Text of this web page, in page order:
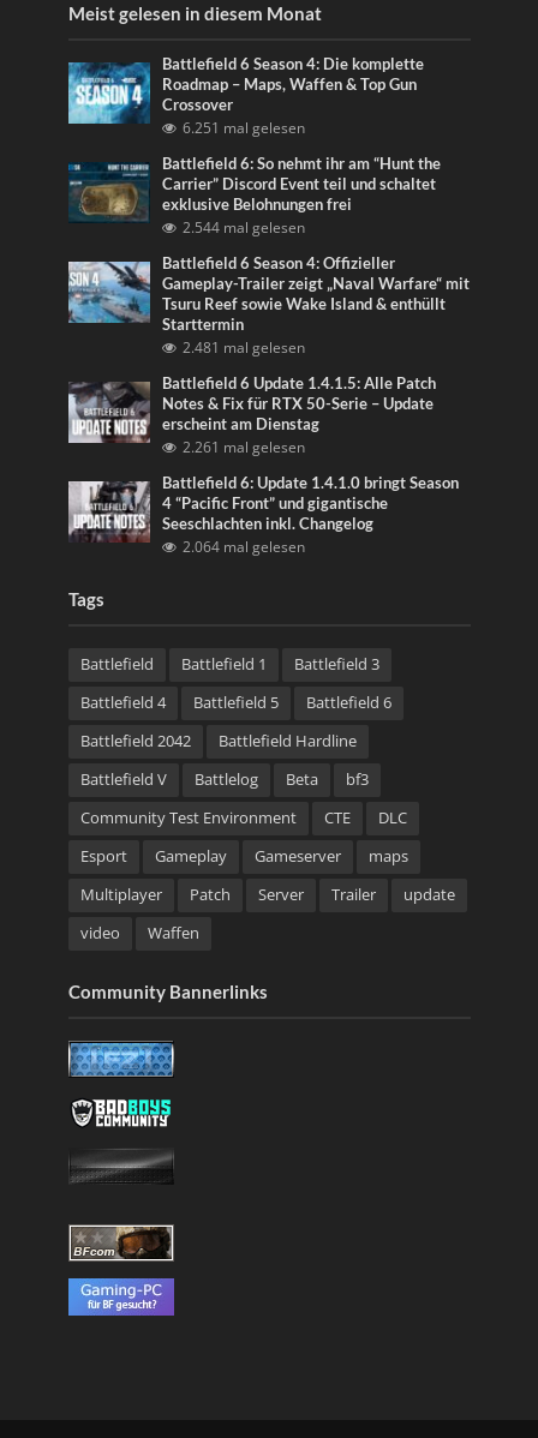
Meist gelesen in diesem Monat
Battlefield 6 Season 4: Die komplette
Roadmap – Maps, Waffen & Top Gun
Crossover
6.251 mal gelesen
Battlefield 6: So nehmt ihr am “Hunt the
Carrier” Discord Event teil und schaltet
exklusive Belohnungen frei
2.544 mal gelesen
Battlefield 6 Season 4: Offizieller
Gameplay-Trailer zeigt „Naval Warfare“ mit
Tsuru Reef sowie Wake Island & enthüllt
Starttermin
2.481 mal gelesen
Battlefield 6 Update 1.4.1.5: Alle Patch
Notes & Fix für RTX 50-Serie – Update
erscheint am Dienstag
2.261 mal gelesen
Battlefield 6: Update 1.4.1.0 bringt Season
4 “Pacific Front” und gigantische
Seeschlachten inkl. Changelog
2.064 mal gelesen
Tags
Battlefield Battlefield 1
Battlefield 3
Battlefield 4
Battlefield 5
Battlefield 6
Battlefield 2042
Battlefield Hardline
Battlefield V
Battlelog Beta
bf3
Community Test Environment
CTE
DLC
Esport
Gameplay Gameserver
maps
Multiplayer
Patch Server Trailer
update
video
Waffen
Community Bannerlinks